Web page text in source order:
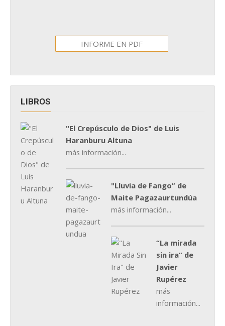
INFORME EN PDF
LIBROS
"El Crepúsculo de Dios" de Luis
Haranburu Altuna
más información...
"Lluvia de Fango” de
Maite Pagazaurtundúa
más información...
“La mirada
sin ira” de
Javier
Rupérez
más
información...